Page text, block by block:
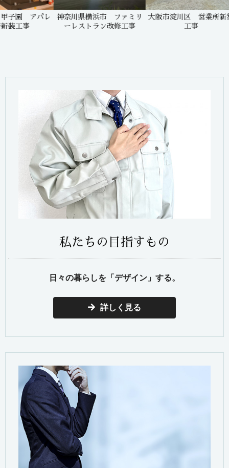
アパレ
神奈川県横浜市 ファミリ
ーレストラン改修工事
大阪市淀川区 営業所新築
東
私たちの目指すもの
日々の暮らしを「デザイン」する。
詳しく見る